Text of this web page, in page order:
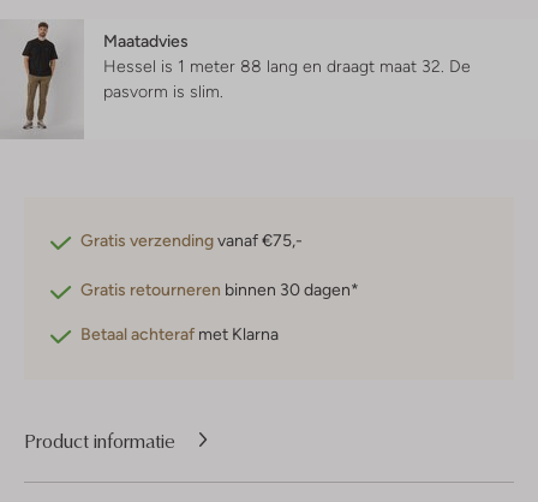
Maatadvies
Hessel is 1 meter 88 lang en draagt maat 32. De
pasvorm is slim
Gratis verzendingvanaf €75,-
Gratis retourneren binnen 30 dagen*
Betaal achteraf met Klarna
Product informatie